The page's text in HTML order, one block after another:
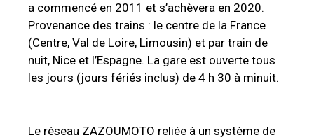
a commencé en 2011 et s’achèvera en 2020.
Provenance des trains : le centre de la France
(Centre, Val de Loire, Limousin) et par train de
nuit, Nice et l’Espagne. La gare est ouverte tous
les jours (jours fériés inclus) de 4 h 30 à minuit.
Le réseau ZAZOUMOTO reliée à un système de